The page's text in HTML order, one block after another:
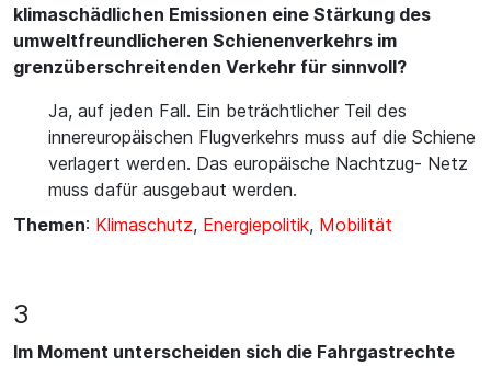
klimaschädlichen Emissionen eine Stärkung des
umweltfreundlicheren Schienenverkehrs im
grenzüberschreitenden Verkehr für sinnvoll?
Ja, auf jeden Fall. Ein beträchtlicher Teil des
innereuropäischen Flugverkehrs muss auf die Schiene
verlagert werden. Das europäische Nachtzug- Netz
muss dafür ausgebaut werden.
Themen: Klimaschutz, Energiepolitik, Mobilität
3
Im Moment unterscheiden sich die Fahrgastrechte